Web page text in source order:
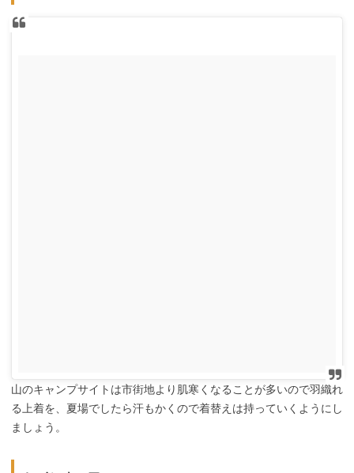
山のキャンプサイトは市街地より肌寒くなることが多いので羽織れ
る上着を、夏場でしたら汗もかくので着替えは持っていくようにし
ましょう。